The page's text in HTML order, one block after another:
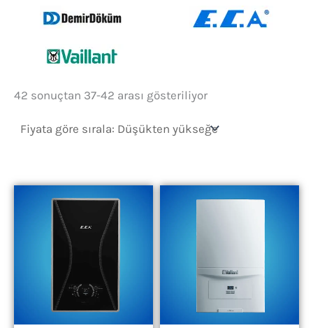
42 sonuçtan 37-42 arası gösteriliyorFiyata
düşükten